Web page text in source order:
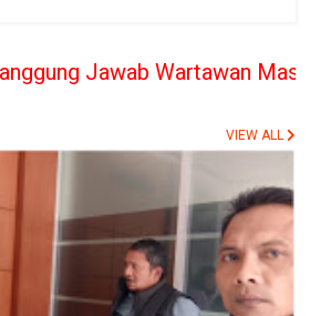
Wartawan Masing-masing,
VIEW ALL